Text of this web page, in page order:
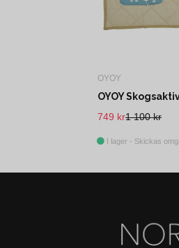
OYOY
1 100 kr
749 kr
I lager - Skickas